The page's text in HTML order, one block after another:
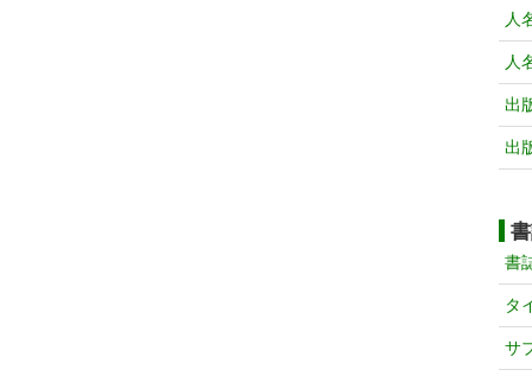
人
人
出
出
書
タ
サ